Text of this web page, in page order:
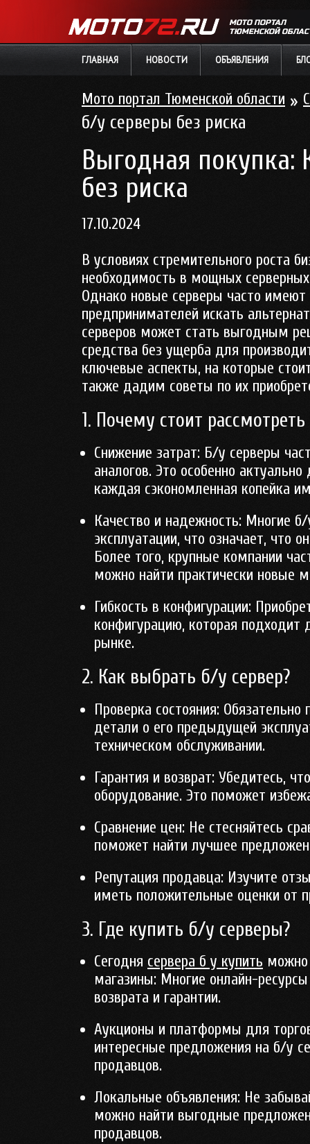
МОТО ПОРТАЛ
ТЮМЕНСКОЙ
ГЛАВНАЯ НОВОСТИ ОБЪЯВЛЕНИЯ
Мото портал Тюменской области »
б/у серверы без риска
Выгодная покупка:
без риска
17.10.2024
В условиях стремительного роста
необходимость в мощных
Однако новые серверы часто
предпринимателей искать
серверов может стать выгодным
средства без ущерба для
ключевые аспекты, на которые
также дадим советы по их
1. Почему стоит
Снижение затрат: Б/у серверы
аналогов. Это особенно
каждая сэкономленная копейка
Качество и надежность: Многие б/
эксплуатации, что означает, что
Более того, крупные компании
можно найти практически новые
Гибкость в конфигурации:
конфигурацию, которая
рынке.
2. Как выбрать б/у сервер?
Проверка состояния: Обязательно
детали о его предыдущей
техническом обслуживании.
Гарантия и возврат: Убедитесь,
оборудование. Это поможет
Сравнение цен: Не стесняйтесь
поможет найти лучшее
Репутация продавца: Изучите
иметь положительные оценки от
3. Где купить б/у серверы?
Сегодня сервера б у купить
магазины: Многие онлайн-
возврата и гарантии.
Аукционы и платформы для
интересные предложения на б/у
продавцов.
Локальные объявления: Не
можно найти выгодные
продавцов.